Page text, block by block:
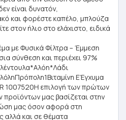
είναι δυνατόν,
και φορέστε καπέλο, μπλούζα
στον ήλιο στο ελάχιστο, ειδικά
με Φυσικά Φίλτρα – Έμμεση
σύνθεση και περιέχει 97%
ΕΈγχυμα
1007520Η επιλογή των πρώτων
μας βασίζεται στην
μας όσον αφορά στη
αλλά και σε θέματα